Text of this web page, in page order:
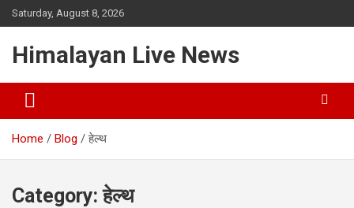
Saturday, August 8, 2026
Himalayan Live News
Home Blog हेल्थ
Category:हेल्थ